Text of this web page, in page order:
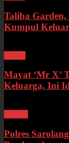
Taliba
Kumpul
Mayat ‘Mr X’
Keluarga, Ini
Polres